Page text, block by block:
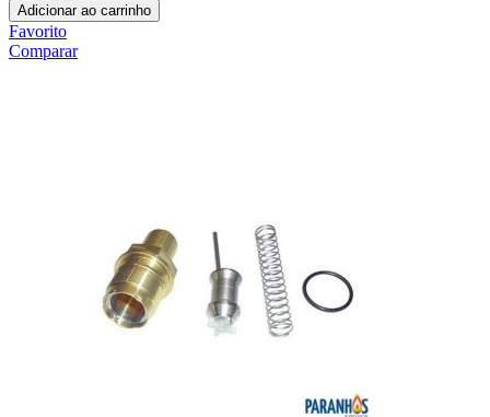
Adicionar ao carrinho
Favorito
Comparar